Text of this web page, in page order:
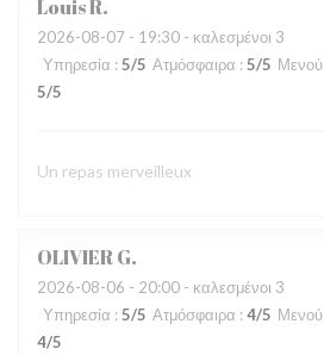
LouisR
2026-08-07 - 19:30 - καλεσμένοι 3
Υπηρεσία : 5/5 Ατμόσφαιρα : 5/5 Μενού
5/5
Un repas merveilleux
OLIVIERG
2026-08-06 - 20:00 - καλεσμένοι 3
Υπηρεσία : 5/5 Ατμόσφαιρα : 4/5 Μενού
4/5